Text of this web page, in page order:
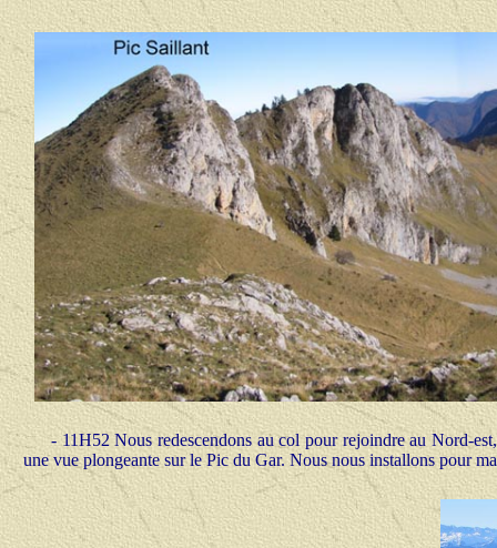
- 11H52 Nous redescendons au col pour rejoindre au Nord-
une vue plongeante sur le Pic du Gar. Nous nous installons pour